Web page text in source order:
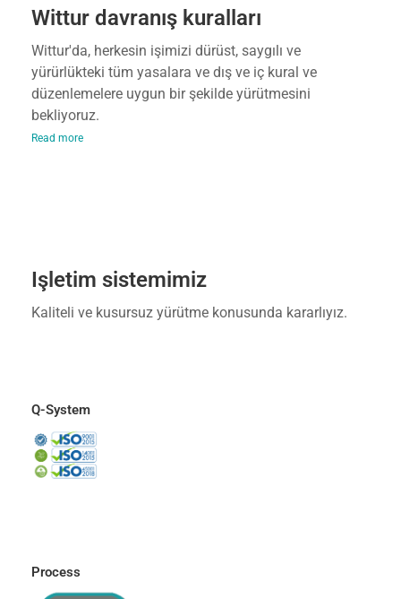
Wittur davranış kuralları
Wittur'da, herkesin işimizi dürüst, saygılı ve
yürürlükteki tüm yasalara ve dış ve iç kural ve
düzenlemelere uygun bir şekilde yürütmesini
bekliyoruz.
Read more
Işletim sistemimiz
Kaliteli ve kusursuz yürütme konusunda kararlıyız.
Q-System
Process